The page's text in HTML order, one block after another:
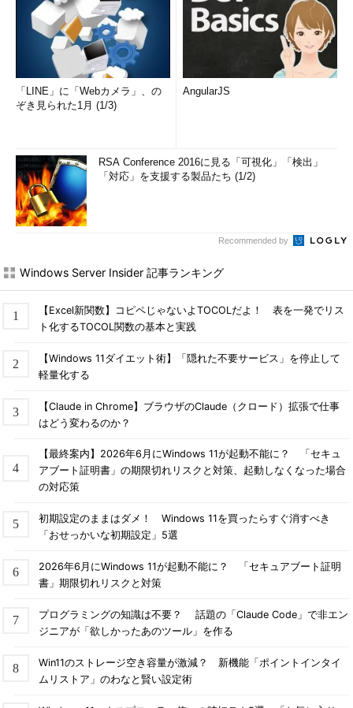
「LINE」に「Webカメラ」、の
ぞき見られた1月 (1/3)
AngularJS
RSA Conference 2016に見る「可視化」「検出」
「対応」を支援する製品たち (1/2)
Recommended by
Windows Server Insider 記事ランキング
【Excel新関数】コピペじゃないよTOCOLだよ！ 表を一発でリス
ト化するTOCOL関数の基本と実践
【Windows 11ダイエット術】「隠れた不要サービス」を停止して
軽量化する
【Claude in Chrome】ブラウザのClaude（クロード）拡張で仕事
はどう変わるのか？
【最終案内】2026年6月にWindows 11が起動不能に？ 「セキュ
アブート証明書」の期限切れリスクと対策、起動しなくなった場合
の対応策
初期設定のままはダメ！ Windows 11を買ったらすぐ消すべき
「おせっかいな初期設定」5選
2026年6月にWindows 11が起動不能に？ 「セキュアブート証明
書」期限切れリスクと対策
プログラミングの知識は不要？ 話題の「Claude Code」で非エン
ジニアが「欲しかったあのツール」を作る
Win11のストレージ空き容量が激減？ 新機能「ポイントインタイ
ムリストア」のわなと賢い設定術